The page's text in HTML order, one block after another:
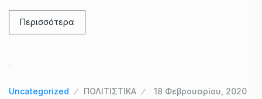
Περισσότερα
Uncategorized ΠΟΛΙΤΙΣΤΙΚΑ 18 Φεβρουαρίου, 2020